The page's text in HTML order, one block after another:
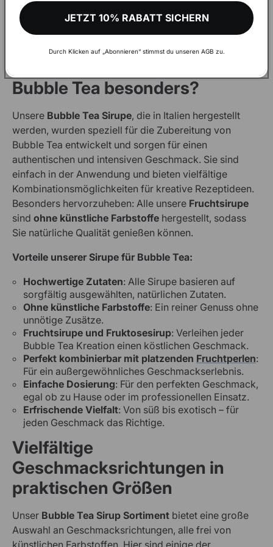
Mango
oder tropischen Ananas Bubble Tea
zubereiten möchten – wir bieten Ihnen alles, was Sie
Bubble Tea besonders?
Unsere Bubble Tea Sirupe, die in Italien hergestellt
werden, wurden speziell für die Zubereitung von
Bubble Tea entwickelt und sorgen für einen
authentischen und intensiven Geschmack. Sie sind
einfach in der Anwendung und bieten vielfältige
Kombinationsmöglichkeiten für kreative Rezeptideen.
Besonders hervorzuheben: Alle unsere Fruchtsirupe
sind ohne künstliche Farbstoffe hergestellt, sodass
Sie natürliche Qualität genießen können.
Vorteile unserer Sirupe für Bubble Tea:
Hochwertige Zutaten: Alle Sirupe basieren auf
sorgfältig ausgewählten, natürlichen Zutaten.
Ohne künstliche Farbstoffe: Ein reiner Genuss ohne
unnötige Zusätze.
Fruchtsirupe und Fruktosesirup: Verleihen jeder
Bubble Tea Kreation einen köstlichen Geschmack.
Perfekt kombinierbar mit platzenden Fruchtperlen:
Für ein außergewöhnliches Geschmackserlebnis.
Einfache Dosierung: Für den perfekten Geschmack,
egal ob zu Hause oder im professionellen Einsatz.
Erfrischende Vielfalt: Von süß bis exotisch – für
jeden Geschmack das Richtige.
Vielfältige
Geschmacksrichtungen in
praktischen Größen
Unser Bubble Tea Sirup Sortiment bietet eine große
Auswahl an Geschmacksrichtungen, alle frei von
künstlichen Farbstoffen. Hier sind einige der
comfortable and get aware of discounts and more
JETZT 10% RABATT SICHERN
Durch Klicken auf „Abonnieren“ stimmst du unseren AGB zu.